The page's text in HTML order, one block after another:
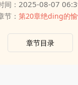
间： 2025-08-07
节： 第20章绝ding的
章节目录